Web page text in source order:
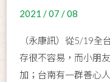
2021 / 07 / 08
（永康訊）從5/19全
存很不容易，而小朋
加；台南有一群善心